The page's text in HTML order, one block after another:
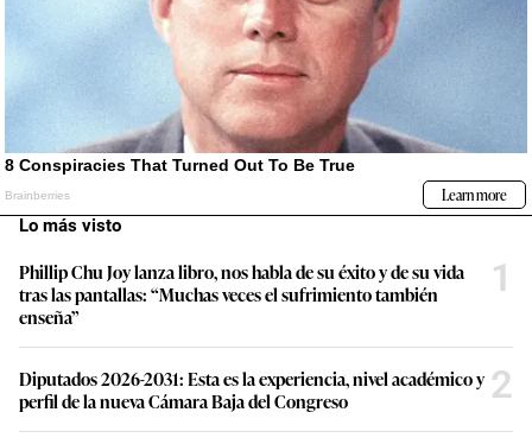
Lo más visto
Phillip Chu Joy lanza libro, nos habla de su éxito y de su vida
tras las pantallas: “Muchas veces el sufrimiento también
enseña”
1
Diputados 2026-2031: Esta es la experiencia, nivel académico y
perfil de la nueva Cámara Baja del Congreso
2